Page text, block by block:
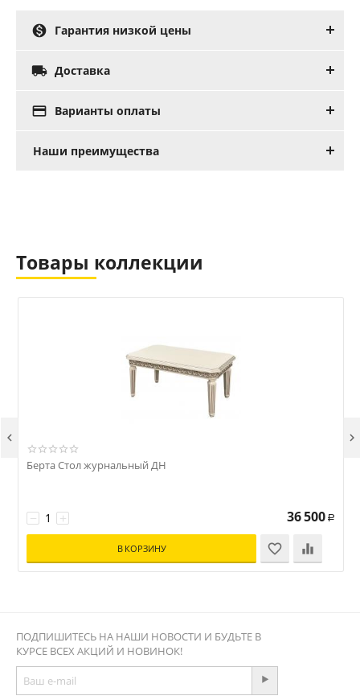
 Гарантия низкой цены
 Доставка
 Варианты оплаты
Наши преимущества
Товары коллекции
Берта Стол журнальный ДН
+
− 36 500 Р
В КОРЗИНУ
 
ПОДПИШИТЕСЬ НА НАШИ НОВОСТИ И БУДЬТЕ В
КУРСЕ ВСЕХ АКЦИЙ И НОВИНОК!